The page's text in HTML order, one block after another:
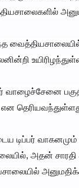
வைத்தியசாலையில்
வாழைச்சேனை
டிப்பர் வாகனமும்
அதன்